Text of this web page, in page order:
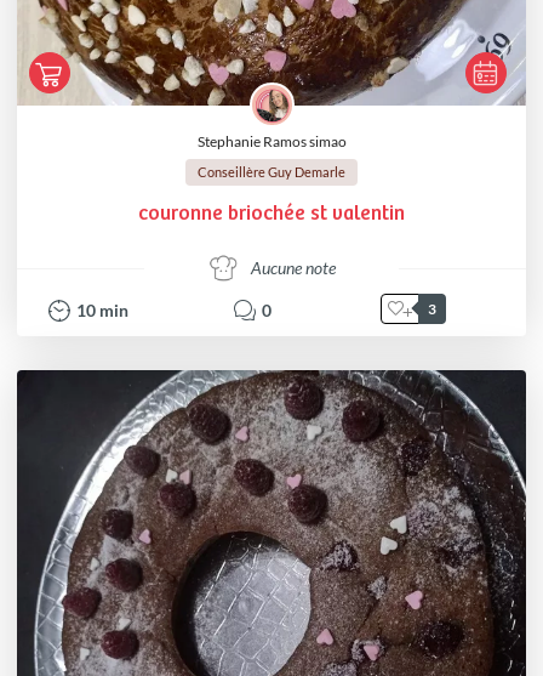
Stephanie Ramos simao
Conseillère Guy Demarle
couronne briochée st valentin
Aucune note
10 min 0 3